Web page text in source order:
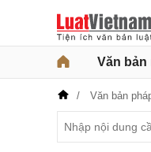
Văn bản
Văn bản